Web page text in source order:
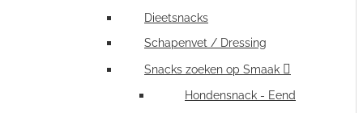
Dieetsnacks
Schapenvet / Dressing
Snacks zoeken op Smaak
Hondensnack - Eend